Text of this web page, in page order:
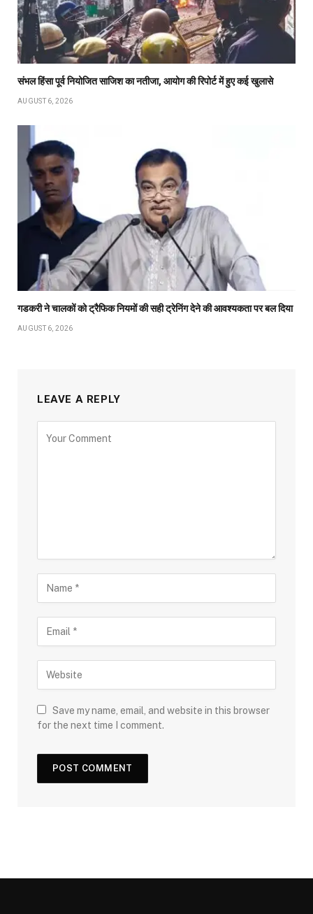
संभल हिंसा पूर्व नियोजित साजिश का नतीजा, आयोग की रिपोर्ट में हुए कई खुलासे
AUGUST 6, 2026
गडकरी ने चालकों को ट्रैफिक नियमों की सही ट्रेनिंग देने की आवश्यकता पर बल दिया
AUGUST 6, 2026
LEAVE A REPLY
Save my name, email, and website in this browser
for the next time I comment.